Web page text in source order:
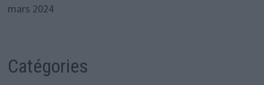
mars 2024
Catégories